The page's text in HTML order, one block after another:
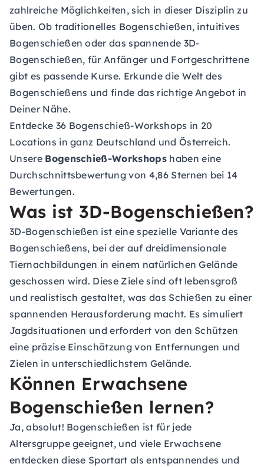
zahlreiche Möglichkeiten, sich in dieser Disziplin zu
üben. Ob traditionelles Bogenschießen, intuitives
Bogenschießen oder das spannende 3D-
Bogenschießen, für Anfänger und Fortgeschrittene
gibt es passende Kurse. Erkunde die Welt des
Bogenschießens und finde das richtige Angebot in
Deiner Nähe.
Entdecke 36 Bogenschieß-Workshops in 20
Locations in ganz Deutschland und Österreich.
Unsere Bogenschieß-Workshopshaben eine
Durchschnittsbewertung von 4,86 Sternen bei 14
Bewertungen.
Was ist 3D-Bogenschießen?
3D-Bogenschießen ist eine spezielle Variante des
Bogenschießens, bei der auf dreidimensionale
Tiernachbildungen in einem natürlichen Gelände
geschossen wird. Diese Ziele sind oft lebensgroß
und realistisch gestaltet, was das Schießen zu einer
spannenden Herausforderung macht. Es simuliert
Jagdsituationen und erfordert von den Schützen
eine präzise Einschätzung von Entfernungen und
Zielen in unterschiedlichstem Gelände.
Können Erwachsene
Bogenschießen lernen?
Ja, absolut! Bogenschießen ist für jede
Altersgruppe geeignet, und viele Erwachsene
entdecken diese Sportart als entspannendes und